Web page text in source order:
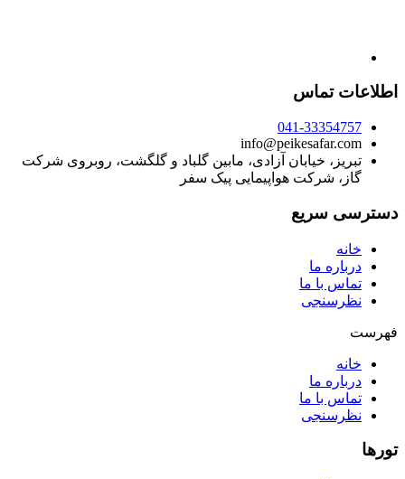
اطلاعات تماس
041-33354757
info@peikesafar.com
تبریز، خیابان آزادی، مابین گلباد و گلگشت، روبروی شرکت
گاز، شرکت هواپیمایی پیک سفر
دسترسی سریع
خانه
درباره ما
تماس با ما
نظرسنجی
فهرست
خانه
درباره ما
تماس با ما
نظرسنجی
تورها